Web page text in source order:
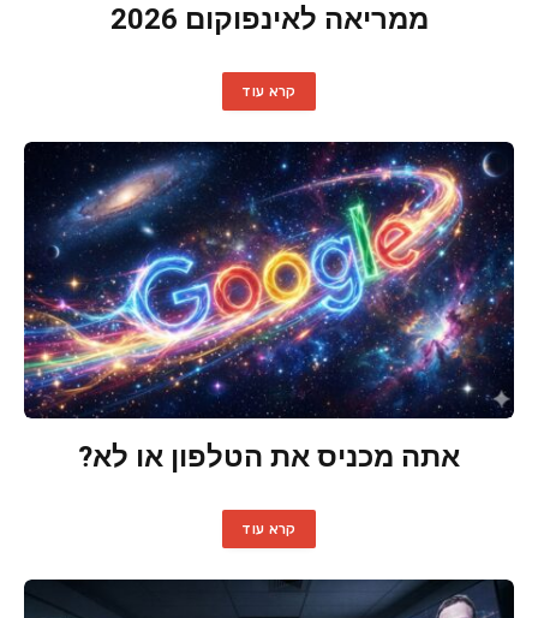
ממריאה לאינפוקום 2026
קרא עוד
אתה מכניס את הטלפון או לא?
קרא עוד